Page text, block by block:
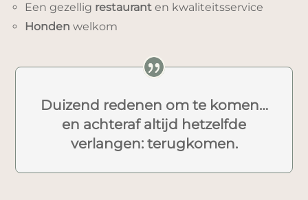
Een gezellig restauranten kwaliteitsservice
Hondenwelkom
Duizend redenen om te komen…
en achteraf altijd hetzelfde
verlangen: terugkomen.